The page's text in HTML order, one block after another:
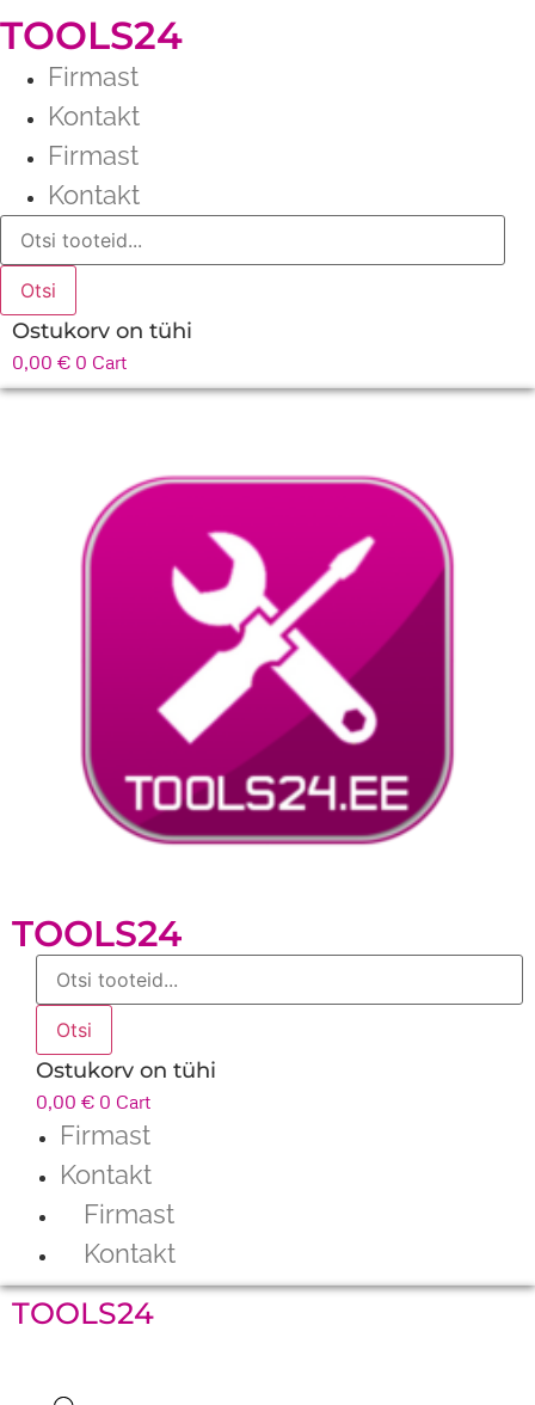
TOOLS24
Firmast
Kontakt
Firmast
Kontakt
Products
search
Otsi
Ostukorv on tühi
0,00 € 0 Cart
TOOLS24
Products
search
Otsi
Ostukorv on tühi
0,00 € 0 Cart
Firmast
Kontakt
Firmast
Kontakt
TOOLS24